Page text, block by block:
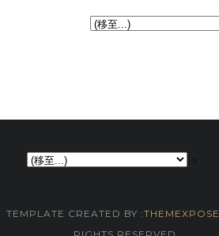
TEMPLATE CREATED BY :THEMEXPOSE